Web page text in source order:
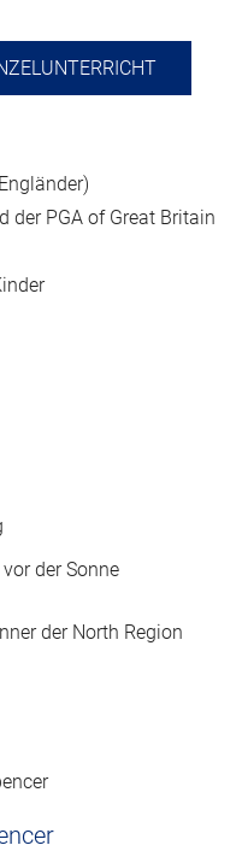
der PGA of Great Britain
der Sonne
der North Region